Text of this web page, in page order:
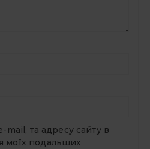
mail, та адресу сайту в
моїх подальших